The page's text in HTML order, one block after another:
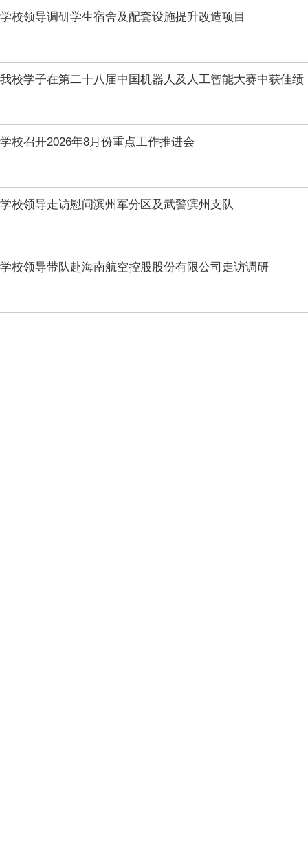
学校领导调研学生宿舍及配套设施提升改造项目
我校学子在第二十八届中国机器人及人工智能大赛中获佳绩
学校召开2026年8月份重点工作推进会
学校领导走访慰问滨州军分区及武警滨州支队
学校领导带队赴海南航空控股股份有限公司走访调研